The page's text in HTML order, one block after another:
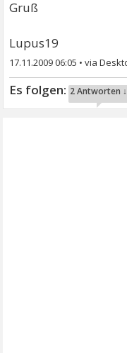
Gruß
Lupus19
17.11.2009 06:05 •
2 Antworten ↓